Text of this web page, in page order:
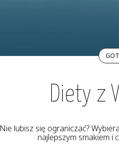
Diety z
Nie lubisz się ograniczać?
najlepszym smakiem i